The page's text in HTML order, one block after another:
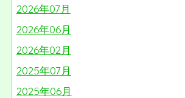
番外編
2026年07月
2026年06月
2026年02月
2025年07月
2025年06月